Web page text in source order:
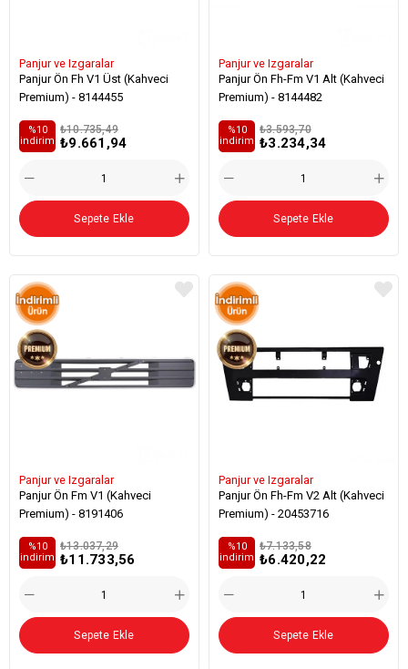
Panjur ve Izgaralar
Panjur Ön Fh V1 Üst (Kahveci
Premium) - 8144455
₺9.661,94
₺10.735,49
%10
i̇ndirim
Sepete Ekle
Panjur ve Izgaralar
Panjur Ön Fh-Fm V1 Alt (Kahveci
Premium) - 8144482
₺3.234,34
₺3.593,70
%10
i̇ndirim
Sepete Ekle
Panjur ve Izgaralar
Panjur Ön Fm V1 (Kahveci
Premium) - 8191406
₺11.733,56
₺13.037,29
%10
i̇ndirim
Sepete Ekle
Panjur ve Izgaralar
Panjur Ön Fh-Fm V2 Alt (Kahveci
Premium) - 20453716
₺6.420,22
₺7.133,58
%10
i̇ndirim
Sepete Ekle